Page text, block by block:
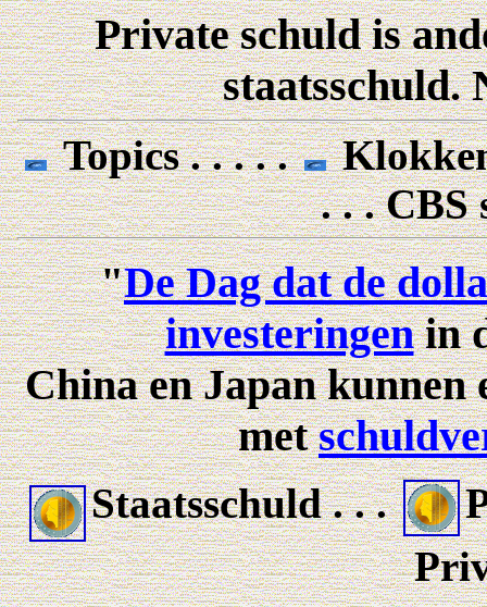
Private schuld is
staatsschuld.
Topics . . . . .
. . . CBS
"De Dag dat de
investeringenin
China en Japan kunnen
met
Staatsschuld . . .